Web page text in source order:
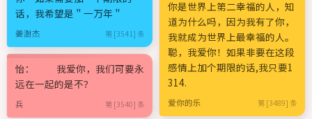
话，我希望是＂一万年＂
姜澍杰 第 [3541] 条
怡： 我爱你，我们可要永
远在一起的是不？
兵 第 [3540] 条
你是世界上第二幸福的人，知
道为什么吗，因为我有了你，
我就成为世界上最幸福的人。
聪，我爱你！如果非要在这段
感情上加个期限的话,我只要1
314.
爱你的乐 第 [3489] 条